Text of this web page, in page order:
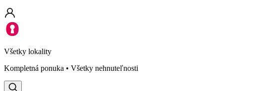
Všetky lokality
Kompletná ponuka • Všetky nehnuteľnosti